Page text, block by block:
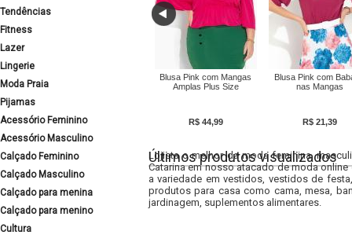
Tendências
Fitness
Lazer
Lingerie
Moda Praia
Pijamas
Acessório Feminino
Acessório Masculino
Calçado Feminino
Calçado Masculino
Calçado para menina
Calçado para menino
Cultura
Blusa Pink com Mangas
Amplas Plus Size
R$ 44,99
Blusa Pink com
nas Mangas
R$ 21,39
Últimos produtos visualizados
Lojista o melhor da moda feminina,
Catarina em nosso atacado de moda
a variedade em vestidos, vestidos de
produtos para casa como cama, mesa,
jardinagem, suplementos alimentares.